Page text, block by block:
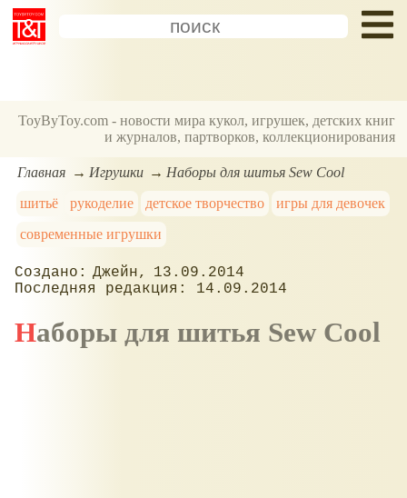
ToyByToy.com - новости мира кукол, игрушек, детских книг
и журналов, партворков, коллекционирования
Главная Игрушки
Наборы для шитья Sew Cool
шитьё
рукоделие детское творчество
игры для девочек
современные игрушки
Джейн
13.09.2014
14.09.2014
Наборы для шитья Sew Cool